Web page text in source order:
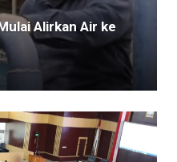
Alirkan Air ke